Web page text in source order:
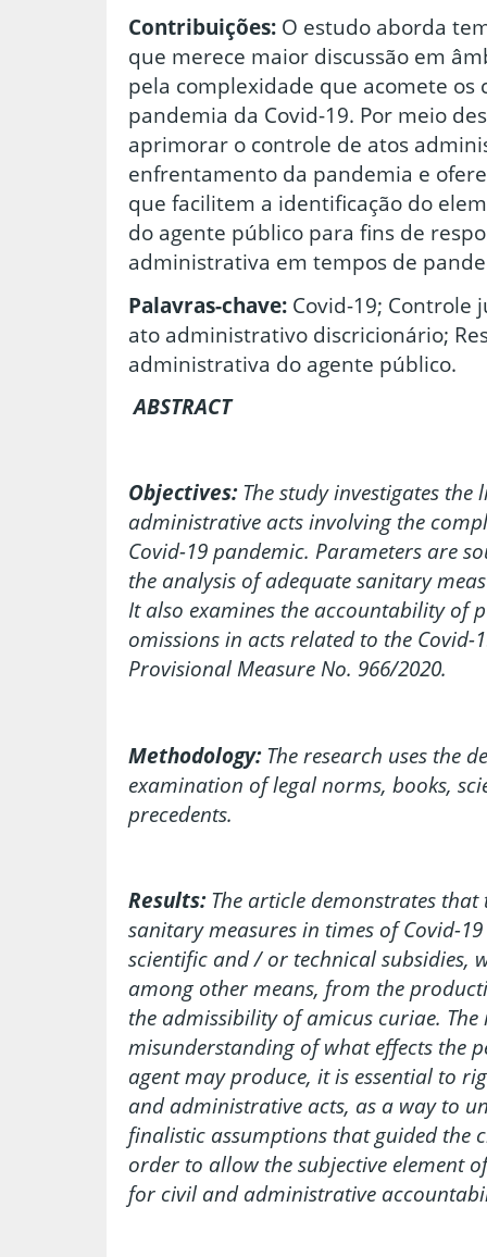
Contribuições: O estudo aborda
que merece maior discussão em
pela complexidade que acomete os
pandemia da Covid-19. Por meio
aprimorar o controle de atos
enfrentamento da pandemia e
que facilitem a identificação do
do agente público para fins de
administrativa em tempos de
Palavras-chave: Covid-19; Controle
ato administrativo discricionário;
administrativa do agente público.
ABSTRACT
Objectives:The study investigates
administrative acts involving the
Covid-19 pandemic. Parameters are
the analysis of adequate sanitary
It also examines the accountability of
omissions in acts related to the
Provisional Measure No. 966/2020.
Methodology:The research uses the
examination of legal norms, books,
precedents.
Results: The article demonstrates
sanitary measures in times of Covid-
scientific and / or technical subsidies,
among other means, from the
the admissibility of amicus curiae.
misunderstanding of what effects the
agent may produce, it is essential to
and administrative acts, as a way to
finalistic assumptions that guided the
order to allow the subjective element
for civil and administrative